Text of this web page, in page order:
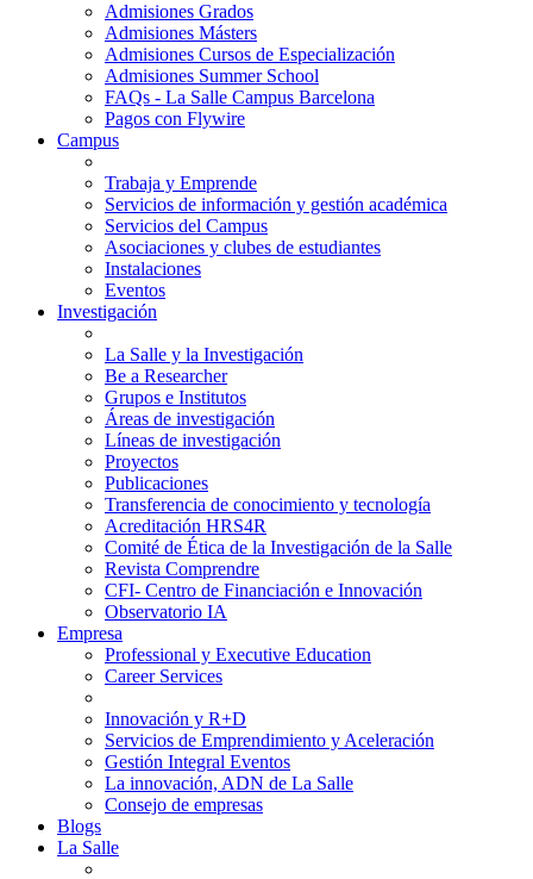
Admisiones Grados
Admisiones Másters
Admisiones Cursos de Especialización
Admisiones Summer School
FAQs - La Salle Campus Barcelona
Pagos con Flywire
Campus
Trabaja y Emprende
Servicios de información y gestión académica
Servicios del Campus
Asociaciones y clubes de estudiantes
Instalaciones
Eventos
Investigación
La Salle y la Investigación
Be a Researcher
Grupos e Institutos
Áreas de investigación
Líneas de investigación
Proyectos
Publicaciones
Transferencia de conocimiento y tecnología
Acreditación HRS4R
Comité de Ética de la Investigación de la Salle
Revista Comprendre
CFI- Centro de Financiación e Innovación
Observatorio IA
Empresa
Professional y Executive Education
Career Services
Innovación y R+D
Servicios de Emprendimiento y Aceleración
Gestión Integral Eventos
La innovación, ADN de La Salle
Consejo de empresas
Blogs
La Salle